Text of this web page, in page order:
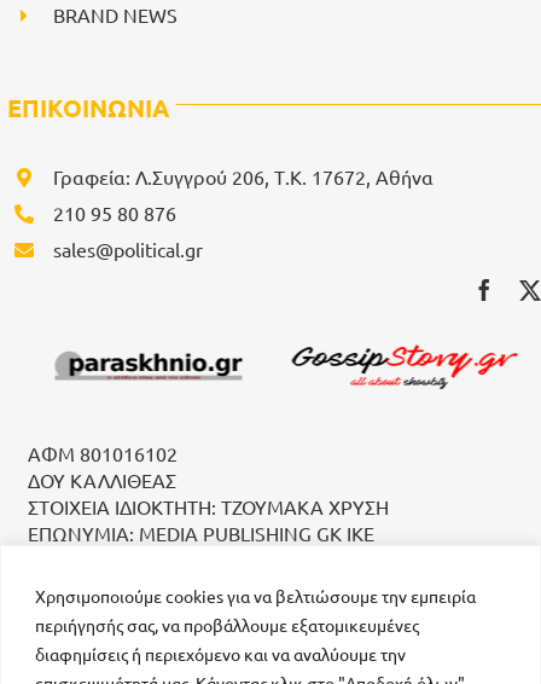
Χρησιμοποιούμε cookies για να βελτιώσουμε την εμπειρία
περιήγησής σας, να προβάλλουμε εξατομικευμένες
διαφημίσεις ή περιεχόμενο και να αναλύουμε την
BRAND NEWS
ΕΠΙΚΟΙΝΩΝΙΑ
Γραφεία: Λ.Συγγρού 206, Τ.Κ. 17672, Αθήνα
210 95 80 876
sales@political.gr
ΑΦΜ 801016102
ΔΟΥ ΚΑΛΛΙΘΕΑΣ
ΣΤΟΙΧΕΙΑ ΙΔΙΟΚΤΗΤΗ: ΤΖΟΥΜΑΚΑ ΧΡΥΣΗ
ΕΠΩΝΥΜΙΑ: MEDIA PUBLISHING GK IKE